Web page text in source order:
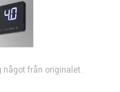
något från originalet.